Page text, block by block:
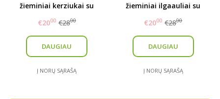
žieminiai kerziukai su
€2000 €2800
DAUGIAU
Į NORŲ SĄRAŠĄ
žieminiai ilgaauliai su
€2000 €2800
DAUGIAU
Į NORŲ SĄRAŠĄ